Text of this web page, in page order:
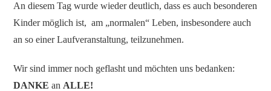
An diesem Tag wurde wieder deutlich, dass es auch besonderen
Kinder möglich ist, am „normalen“ Leben, insbesondere auch
an so einer Laufveranstaltung, teilzunehmen.
Wir sind immer noch geflasht und möchten uns bedanken:
DANKE an ALLE!